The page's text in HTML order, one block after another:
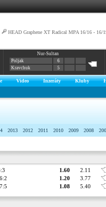
HEAD Graphene XT Radical MPA 16/16 - 16/
Nur-Sultan
Poljak
6
Kravchuk
5
Video Inzeráty Kluby
2013 2012 2011 2010 2009 2008
1.60 2.11
1.20 3.77
1.08 5.40